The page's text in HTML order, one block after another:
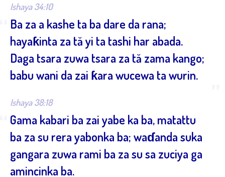
Ishaya 34:10
Ba za a kashe ta ba dare da rana;
hayaƙinta za tă yi ta tashi har abada.
Daga tsara zuwa tsara za tă zama kango;
babu wani da zai ƙara wucewa ta wurin.
Ishaya 38:18
Gama kabari ba zai yabe ka ba, matattu
ba za su rera yabonka ba; waɗanda suka
gangara zuwa rami ba za su sa zuciya ga
amincinka ba.